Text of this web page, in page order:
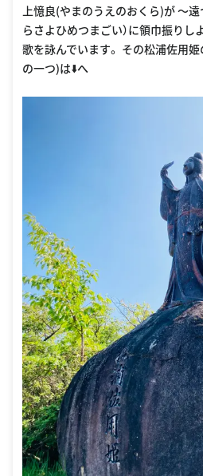
上憶良(やまのうえのおくら)が 〜
らさよひめつまごい）に領巾振りし
歌を詠んでいます。 その松浦佐用
の一つ)は⬇️へ